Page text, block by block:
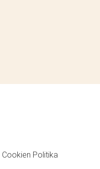
Cookien Politika